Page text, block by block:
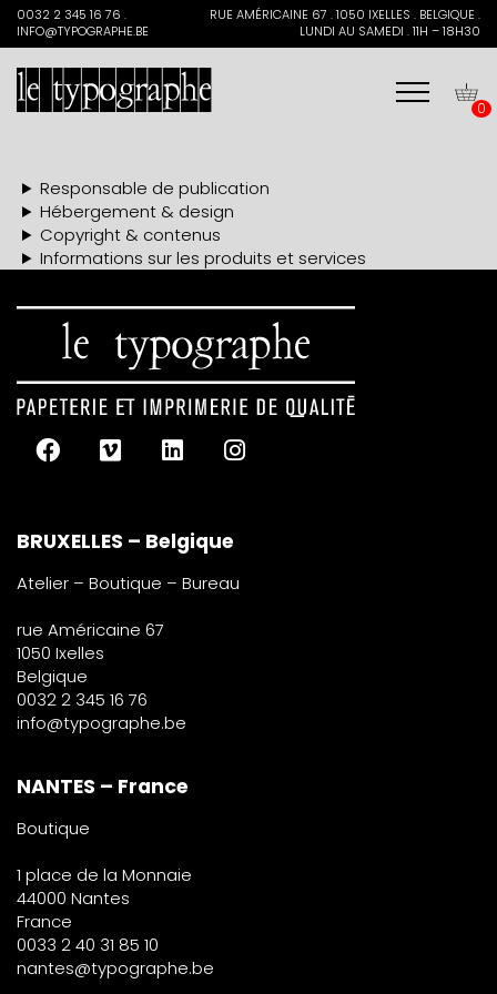
Search
for:0032 2 345 16 76 .
INFO@TYPOGRAPHE.BE
RUE AMÉRICAINE 67 . 1050 IXELLES . BELGIQUE .
LUNDI AU SAMEDI . 11H – 18H30
0
Responsable de publication
Hébergement & design
Copyright & contenus
Informations sur les produits et services
BRUXELLES – Belgique
Atelier – Boutique – Bureau
rue Américaine 67
1050 Ixelles
Belgique
0032 2 345 16 76
info@typographe.be
NANTES – France
Boutique
1 place de la Monnaie
44000 Nantes
France
0033 2 40 31 85 10
nantes@typographe.be